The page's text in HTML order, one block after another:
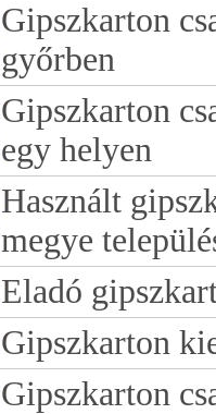
Gipszkarton
győrben
Gipszkarton
egy helyen
Használt
megye
Eladó
Gipszkarton
Gipszkarton